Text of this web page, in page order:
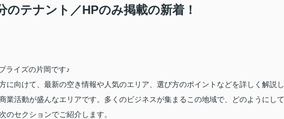
のテナント／HPのみ掲載の新着！
ライズの片岡です♪
に向けて、最新の空き情報や人気のエリア、選び方のポイントなどを詳しく解説し
業活動が盛んなエリアです。多くのビジネスが集まるこの地域で、どのようにして
のセクションでご紹介します。